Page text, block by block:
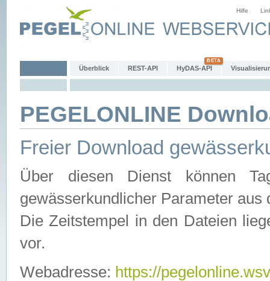
Hilfe
Überblick REST-API HyDAS-API
PEGELONLINE
Freier Download
Über diesen Dienst können
gewässerkundlicher Parameter aus
Die Zeitstempel in den Dateien
vor.
Webadresse: https://